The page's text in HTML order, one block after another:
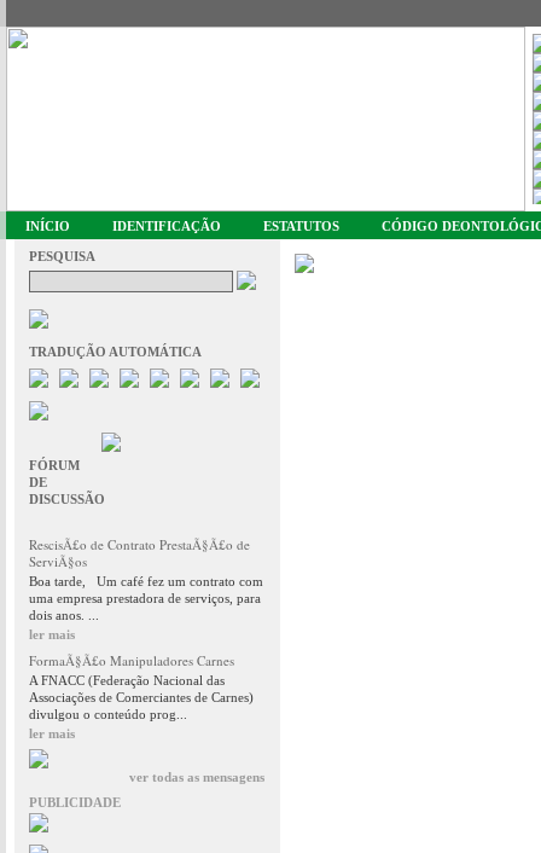
INÍCIO IDENTIFICAÇÃO ESTATUTOS CÓDIGO
PESQUISA
TRADUÇÃO AUTOMÁTICA
FÓRUM
DE
DISCUSSÃO
RescisÃ£o de Contrato PrestaÃ§Ã£o de
ServiÃ§os
Boa tarde, Um café fez um contrato com
uma empresa prestadora de serviços, para
dois anos. ...
ler mais
FormaÃ§Ã£o Manipuladores Carnes
A FNACC (Federação Nacional das
Associações de Comerciantes de Carnes)
divulgou o conteúdo prog...
ler mais
ver todas as mensagens
PUBLICIDADE